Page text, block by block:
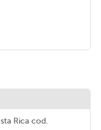
Rica cod.